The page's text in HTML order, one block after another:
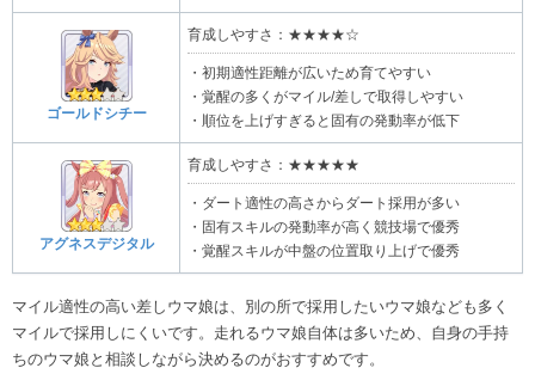
ゴールドシチー
育成しやすさ：★★★★☆
・初期適性距離が広いため育てやすい
・覚醒の多くがマイル/差しで取得しやすい
・順位を上げすぎると固有の発動率が低下
アグネスデジタル
育成しやすさ：★★★★★
・ダート適性の高さからダート採用が多い
・固有スキルの発動率が高く競技場で優秀
・覚醒スキルが中盤の位置取り上げで優秀
マイル適性の高い差しウマ娘は、別の所で採用したいウマ娘なども多く
マイルで採用しにくいです。走れるウマ娘自体は多いため、自身の手持
ちのウマ娘と相談しながら決めるのがおすすめです。